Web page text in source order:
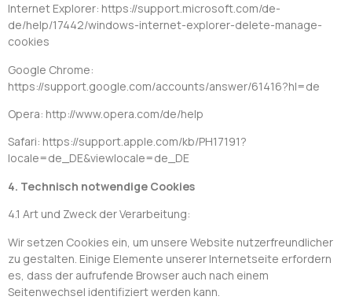
Internet Explorer: https://support.microsoft.com/de-
de/help/17442/windows-internet-explorer-delete-manage-
cookies
Google Chrome:
https://support.google.com/accounts/answer/61416?hl=de
Opera: http://www.opera.com/de/help
Safari: https://support.apple.com/kb/PH17191?
locale=de_DE&viewlocale=de_DE
4. Technisch notwendige Cookies
4.1 Art und Zweck der Verarbeitung:
Wir setzen Cookies ein, um unsere Website nutzerfreundlicher
zu gestalten. Einige Elemente unserer Internetseite erfordern
es, dass der aufrufende Browser auch nach einem
Seitenwechsel identifiziert werden kann.